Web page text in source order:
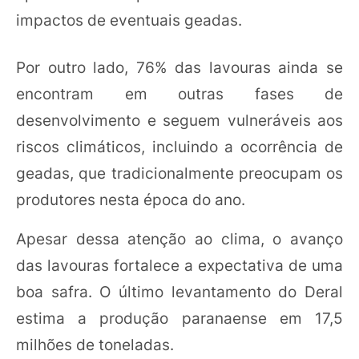
impactos de eventuais geadas.
Por outro lado, 76% das lavouras ainda se
encontram em outras fases de
desenvolvimento e seguem vulneráveis aos
riscos climáticos, incluindo a ocorrência de
geadas, que tradicionalmente preocupam os
produtores nesta época do ano.
Apesar dessa atenção ao clima, o avanço
das lavouras fortalece a expectativa de uma
boa safra. O último levantamento do Deral
estima a produção paranaense em 17,5
milhões de toneladas.